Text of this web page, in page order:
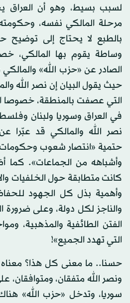
لسبب بسيط، وهو أن العراق
مرحلة المالكي نفسه، وحكومته
بالطبع لا يحتاج إلى
وساطة يقوم بها المالكي،
الصادر عن «حزب الله» والمالكي
حيث يقول البيان إن نصر الله
التي عصفت بالمنطقة، خصوصا
في العراق وسوريا ولبنان
نصر الله والمالكي قد عبّرا
حتمية «انتصار شعوب
وأشباهه من الجماعات». كما
كانت متطابقة حول الخلفيات
وأهمية بذل كل الجهود
والناجز لكل دولة، وعلى ضرورة
الفتن الطائفية والمذهبية،
التي تهدد الجميع»!
حسنا.. ما معنى كل هذا؟ معناه
ونصر الله متفقان، ومتوافقان،
سوريا، وتدخل «حزب الله»